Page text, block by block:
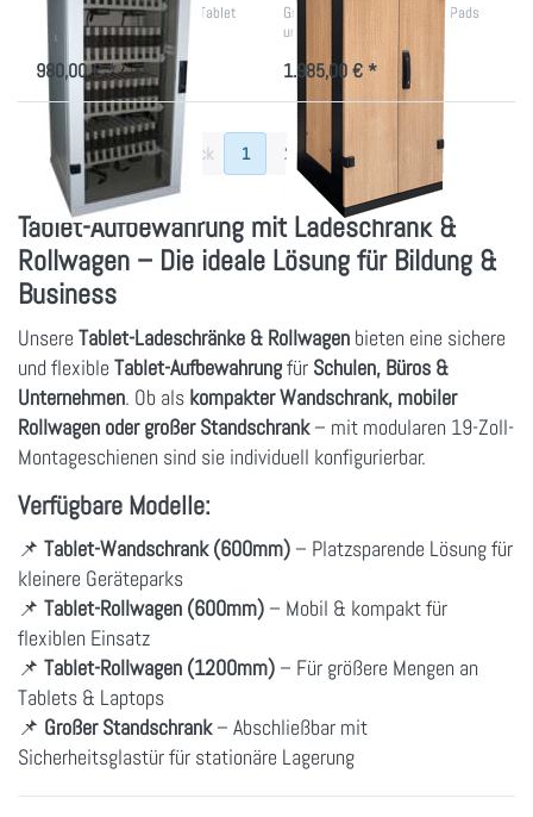
Aufbewahrung für iPad und Tablet
980,00 € *
Großer Ladeschrank für 60 iPads
und Tablets
1.985,00 € *
Zurück 1 2 Weiter
Tablet-Aufbewahrung mit Ladeschrank &
Rollwagen – Die ideale Lösung für Bildung &
Business
Unsere Tablet-Ladeschränke & Rollwagen bieten eine sichere
und flexible Tablet-Aufbewahrungfür Schulen, Büros &
Unternehmen. Ob als kompakter Wandschrank, mobiler
Rollwagen oder großer Standschrank– mit modularen 19-Zoll-
Montageschienen sind sie individuell konfigurierbar.
Verfügbare Modelle:
📌 Tablet-Wandschrank (600mm) – Platzsparende Lösung für
kleinere Geräteparks
📌 Tablet-Rollwagen (600mm) – Mobil & kompakt für
flexiblen Einsatz
📌 Tablet-Rollwagen (1200mm) – Für größere Mengen an
Tablets & Laptops
📌 Großer Standschrank– Abschließbar mit
Sicherheitsglastür für stationäre Lagerung